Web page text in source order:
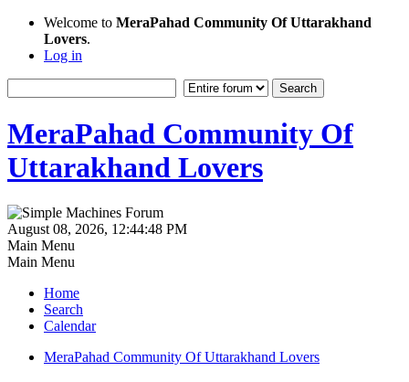
Welcome to MeraPahad Community Of Uttarakhand
Lovers.
Log in
MeraPahad Community Of
Uttarakhand Lovers
August 08, 2026, 12:44:48 PM
Main Menu
Main Menu
Home
Search
Calendar
MeraPahad Community Of Uttarakhand Lovers